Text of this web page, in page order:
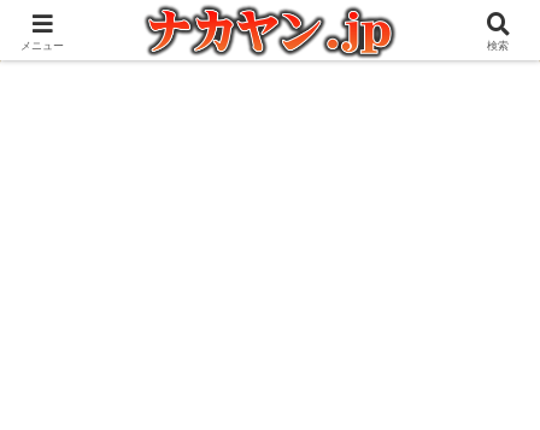
アウトドアとガジェット好きな管理人の愉快な日々を綴るブログ
メニュー 検索